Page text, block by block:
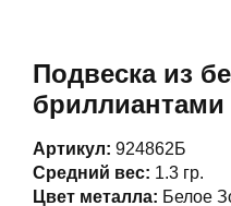
Подвеска из
бриллиантами
Артикул: 924862Б
Средний вес: 1.3 гр.
Цвет металла: Белое